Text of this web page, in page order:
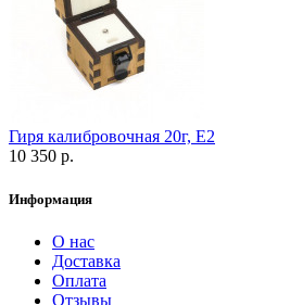
Гиря калибровочная 20г, Е2
10 350 р.
Информация
О нас
Доставка
Оплата
Отзывы